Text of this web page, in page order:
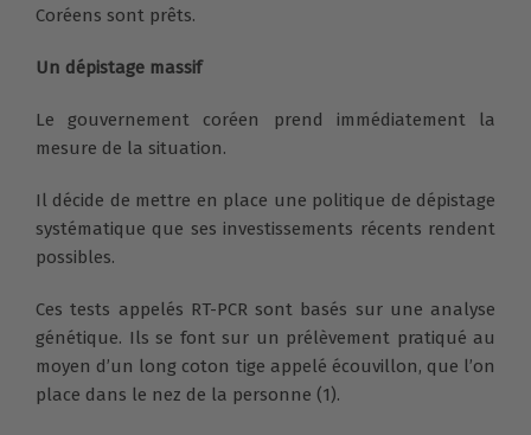
Coréens sont prêts.
Un dépistage massif
Le gouvernement coréen prend immédiatement la
mesure de la situation.
Il décide de mettre en place une politique de dépistage
systématique que ses investissements récents rendent
possibles.
Ces tests appelés RT-PCR sont basés sur une analyse
génétique. Ils se font sur un prélèvement pratiqué au
moyen d’un long coton tige appelé écouvillon, que l’on
place dans le nez de la personne (1).